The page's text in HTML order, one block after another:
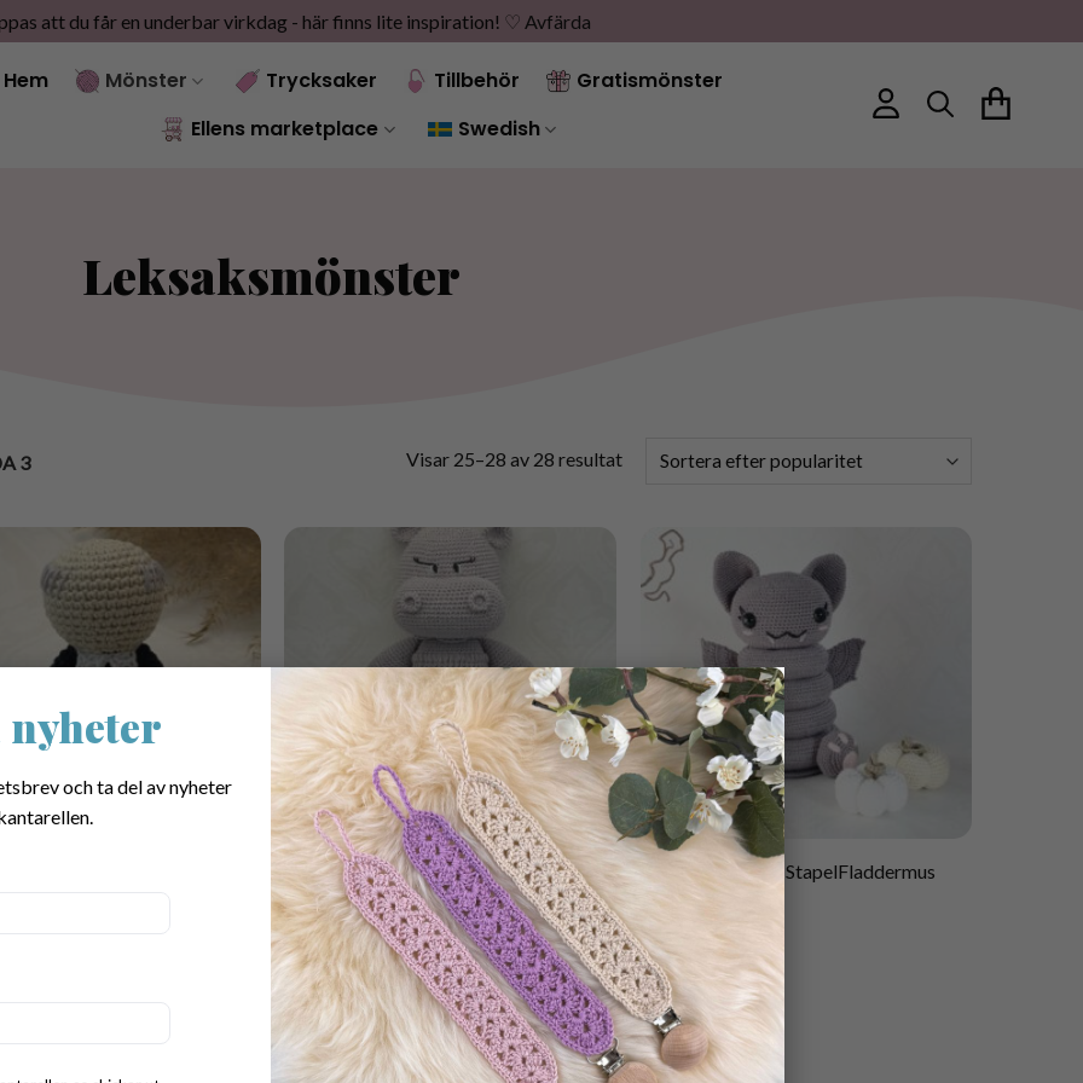
nyheter
och ta del av nyheter
×
att du får en underbar virkdag - här finns lite inspiration! ♡ Avfärda
Hem Mönster Trycksaker Tillbehör
Gratismönster
Ellens marketplace
Swedish
Leksaksmönster
3 Visar 25–28 av 28 resultatSortera
Mönster virkad Flodhäst
45.00kr
Mönster virkad StapelFladdermus
45.00
kr